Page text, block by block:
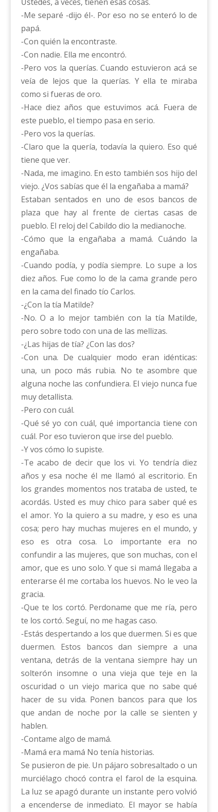
Ustedes, a veces, tienen esas cosas.
-Me separé -dijo él-. Por eso no se enteró lo de
papá.
-Con quién la encontraste.
-Con nadie. Ella me encontró.
-Pero vos la querías. Cuando estuvieron acá se
veía de lejos que la querías. Y ella te miraba
como si fueras de oro.
-Hace diez años que estuvimos acá. Fuera de
este pueblo, el tiempo pasa en serio.
-Pero vos la querías.
-Claro que la quería, todavía la quiero. Eso qué
tiene que ver.
-Nada, me imagino. En esto también sos hijo del
viejo. ¿Vos sabías que él la engañaba a mamá?
Estaban sentados en uno de esos bancos de
plaza que hay al frente de ciertas casas de
pueblo. El reloj del Cabildo dio la medianoche.
-Cómo que la engañaba a mamá. Cuándo la
engañaba.
-Cuando podía, y podía siempre. Lo supe a los
diez años. Fue como lo de la cama grande pero
en la cama del finado tío Carlos.
-¿Con la tía Matilde?
-No. O a lo mejor también con la tía Matilde,
pero sobre todo con una de las mellizas.
-¿Las hijas de tía? ¿Con las dos?
-Con una. De cualquier modo eran idénticas:
una, un poco más rubia. No te asombre que
alguna noche las confundiera. El viejo nunca fue
muy detallista.
-Pero con cuál.
-Qué sé yo con cuál, qué importancia tiene con
cuál. Por eso tuvieron que irse del pueblo.
-Y vos cómo lo supiste.
-Te acabo de decir que los vi. Yo tendría diez
años y esa noche él me llamó al escritorio. En
los grandes momentos nos trataba de usted, te
acordás. Usted es muy chico para saber qué es
el amor. Yo la quiero a su madre, y eso es una
cosa; pero hay muchas mujeres en el mundo, y
eso es otra cosa. Lo importante era no
confundir a las mujeres, que son muchas, con el
amor, que es uno solo. Y que si mamá llegaba a
enterarse él me cortaba los huevos. No le veo la
gracia.
-Que te los cortó. Perdoname que me ría, pero
te los cortó. Seguí, no me hagas caso.
-Estás despertando a los que duermen. Si es que
duermen. Estos bancos dan siempre a una
ventana, detrás de la ventana siempre hay un
solterón insomne o una vieja que teje en la
oscuridad o un viejo marica que no sabe qué
hacer de su vida. Ponen bancos para que los
que andan de noche por la calle se sienten y
hablen.
-Contame algo de mamá.
-Mamá era mamá No tenía historias.
Se pusieron de pie. Un pájaro sobresaltado o un
murciélago chocó contra el farol de la esquina.
La luz se apagó durante un instante pero volvió
a encenderse de inmediato. El mayor se había